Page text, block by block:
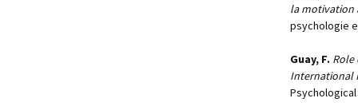
la motivation
psychologie
Guay, F. Role
International
Psychological